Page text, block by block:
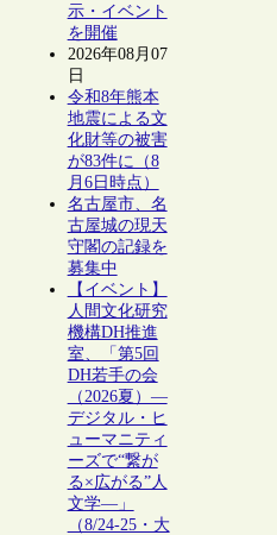
示・イベント
を開催
2026年08月07
日
令和8年熊本
地震による文
化財等の被害
が83件に（8
月6日時点）
名古屋市、名
古屋城の現天
守閣の記録を
募集中
【イベント】
人間文化研究
機構DH推進
室、「第5回
DH若手の会
（2026夏）―
デジタル・ヒ
ューマニティ
ーズで“繋が
る×広がる”人
文学―」
（8/24-25・大